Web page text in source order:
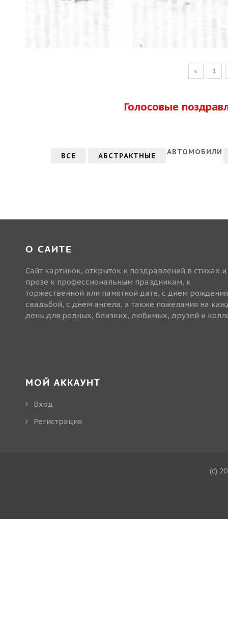
« 1
Голосовые
ВСЕ АБСТРАКТНЫЕ АВТОМОБИЛИ
О САЙТЕ
Сайт картинок, открыток и поздравлений в стихах и
прозе к профессиональным праздникам, к
торжественной или памятной дате, с днем
свадьбой, с днем ангела, а также пожелания на
день для родных, близких, любимых, друзей и
МОЙ АККАУНТ
Вход
Регистрация
(c)